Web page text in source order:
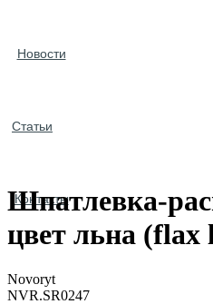
Новости
Статьи
Контакты
Шпатлевка-
цвет льна (flax
Novoryt
NVR.SR0247